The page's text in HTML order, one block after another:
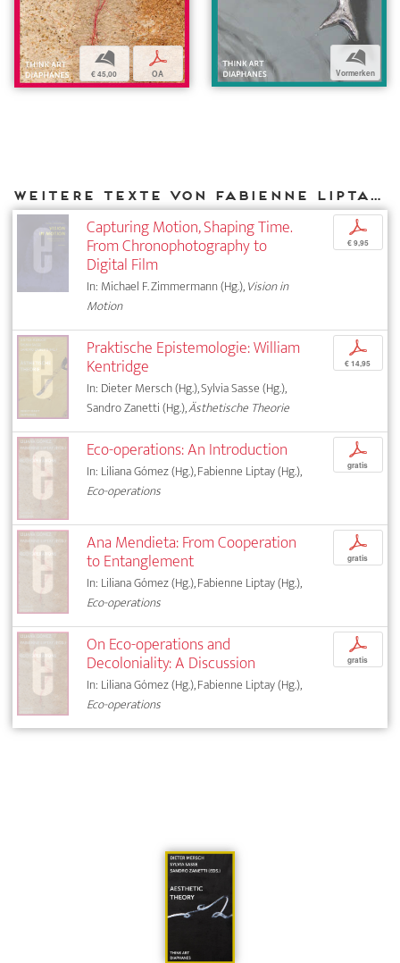
b
€ 45,00
p
OA
b
Vormerken
Weitere Texte von Fabienne Liptay bei DIAPHANES
Capturing Motion, Shaping Time.
From Chronophotography to
Digital Film
In: Michael F. Zimmermann (Hg.),Vision in
Motion
p
€ 9,95
Praktische Epistemologie: William
Kentridge
In: Dieter Mersch (Hg.), Sylvia Sasse (Hg.),
Sandro Zanetti (Hg.),Ästhetische Theorie
p
€ 14,95
Eco-operations: An Introduction
In: Liliana Gómez (Hg.), Fabienne Liptay (Hg.),
Eco-operations
p
gratis
Ana Mendieta: From Cooperation
to Entanglement
In: Liliana Gómez (Hg.), Fabienne Liptay (Hg.),
Eco-operations
p
gratis
On Eco-operations and
Decoloniality: A Discussion
In: Liliana Gómez (Hg.), Fabienne Liptay (Hg.),
Eco-operations
p
gratis